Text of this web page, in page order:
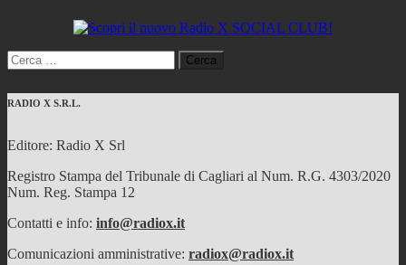
Ricerca
per:
RADIO X S.R.L.
Editore: Radio X Srl
Registro Stampa del Tribunale di Cagliari al Num. R.G. 4303/2020
Num. Reg. Stampa 12
Contatti e info: info@radiox.it
Comunicazioni amministrative: radiox@radiox.it